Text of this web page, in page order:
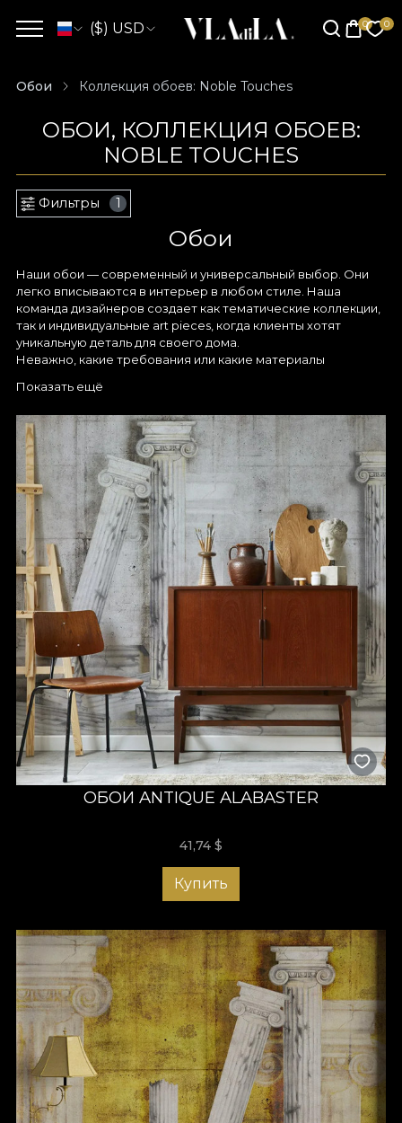
($) USD
Обои Коллекция обоев: Noble Touches
ОБОИ, КОЛЛЕКЦИЯ ОБОЕВ:
NOBLE TOUCHES
Фильтры 1
Обои
Наши обои — современный и универсальный выбор. Они
легко вписываются в интерьер в любом стиле. Наша
команда дизайнеров создает как тематические коллекции,
так и индивидуальные art pieces, когда клиенты хотят
уникальную деталь для своего дома.
Неважно, какие требования или какие материалы
графический планшет — любой эскиз, созданный
Каждый дизайн выполняется с максимальным вниманием к
деталям, с любовью и терпением. Нас вдохновляют
удовлетворение и радость клиентов, которые доверяют
нам оформить дом своей мечты.
Показать ещё
ОБОИ ANTIQUE ALABASTER
41,74 $
Купить